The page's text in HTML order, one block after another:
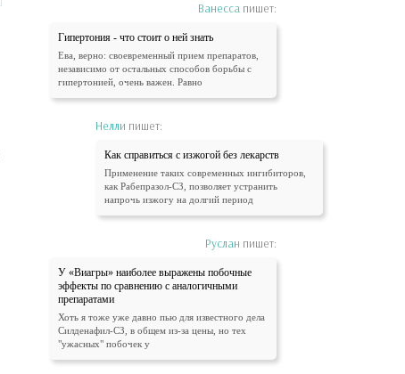
Ванесса пишет:
Гипертония - что стоит о ней знать
Ева, верно: своевременный прием препаратов,
независимо от остальных способов борьбы с
гипертонией, очень важен. Равно
Нелли пишет:
Как справиться с изжогой без лекарств
Применение таких современных ингибиторов,
как Рабепразол-СЗ, позволяет устранить
напрочь изжогу на долгий период
Руслан пишет:
У «Виагры» наиболее выражены побочные
эффекты по сравнению с аналогичными
препаратами
Хоть я тоже уже давно пью для известного дела
Силденафил-СЗ, в общем из-за цены, но тех
"ужасных" побочек у